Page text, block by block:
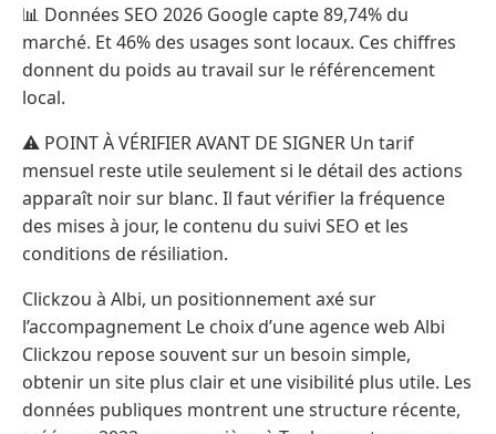
📊 Données SEO 2026 Google capte 89,74% du
marché. Et 46% des usages sont locaux. Ces chiffres
donnent du poids au travail sur le référencement
local.
⚠️ POINT À VÉRIFIER AVANT DE SIGNER Un tarif
mensuel reste utile seulement si le détail des actions
apparaît noir sur blanc. Il faut vérifier la fréquence
des mises à jour, le contenu du suivi SEO et les
conditions de résiliation.
Clickzou à Albi, un positionnement axé sur
l’accompagnement Le choix d’une agence web Albi
Clickzou repose souvent sur un besoin simple,
obtenir un site plus clair et une visibilité plus utile. Les
données publiques montrent une structure récente,